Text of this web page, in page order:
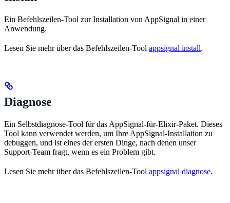
Ein Befehlszeilen-Tool zur Installation von AppSignal in einer
Anwendung.
Lesen Sie mehr über das Befehlszeilen-Tool appsignal install.
Diagnose
Ein Selbstdiagnose-Tool für das AppSignal-für-Elixir-Paket. Dieses
Tool kann verwendet werden, um Ihre AppSignal-Installation zu
debuggen, und ist eines der ersten Dinge, nach denen unser
Support-Team fragt, wenn es ein Problem gibt.
Lesen Sie mehr über das Befehlszeilen-Tool appsignal diagnose.